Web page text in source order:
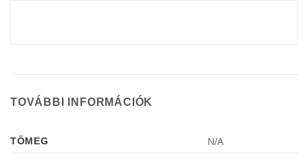
TOVÁBBI INFORMÁCIÓK
TÖMEG N/A